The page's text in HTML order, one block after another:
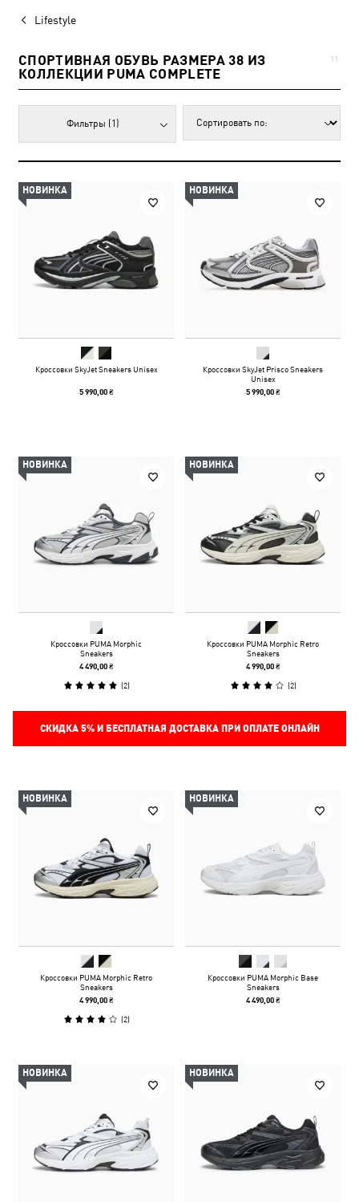
Lifestyle
СПОРТИВНАЯ ОБУВЬ РАЗМЕРА 38 ИЗ
КОЛЛЕКЦИИ PUMA COMPLETE
11
Фильтры (1)
НОВИНКА
Кроссовки SkyJet Sneakers Unisex
5 990,00 ₴
НОВИНКА
Кроссовки SkyJet Prisco Sneakers
Unisex
5 990,00 ₴
НОВИНКА
Кроссовки PUMA Morphic
Sneakers
4 490,00 ₴
(2)
НОВИНКА
Кроссовки PUMA Morphic Retro
Sneakers
4 990,00 ₴
(2)
СКИДКА 5%И БЕСПЛАТНАЯ ДОСТАВКА ПРИ ОПЛАТЕ ОНЛАЙН
НОВИНКА
Кроссовки PUMA Morphic Retro
Sneakers
4 990,00 ₴
(2)
НОВИНКА
Кроссовки PUMA Morphic Base
Sneakers
4 490,00 ₴
НОВИНКА НОВИНКА